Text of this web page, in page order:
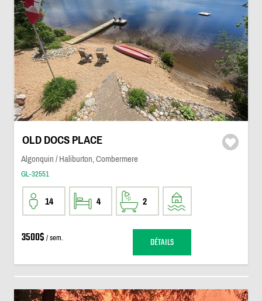
OLD DOCS PLACE
Algonquin / Haliburton, Combermere
GL-32551
14 4 2
3500$ / sem. DÉTAILS